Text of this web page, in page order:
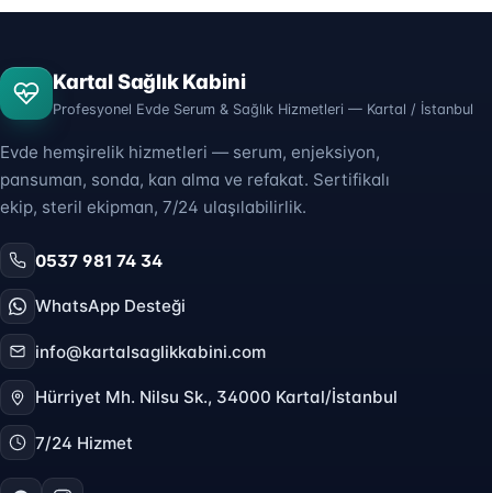
Kartal Sağlık Kabini
Profesyonel Evde Serum & Sağlık Hizmetleri — Kartal / İstanbul
Evde hemşirelik hizmetleri — serum, enjeksiyon,
pansuman, sonda, kan alma ve refakat. Sertifikalı
ekip, steril ekipman, 7/24 ulaşılabilirlik.
0537 981 74 34
WhatsApp Desteği
info@kartalsaglikkabini.com
Hürriyet Mh. Nilsu Sk., 34000 Kartal/İstanbul
7/24 Hizmet